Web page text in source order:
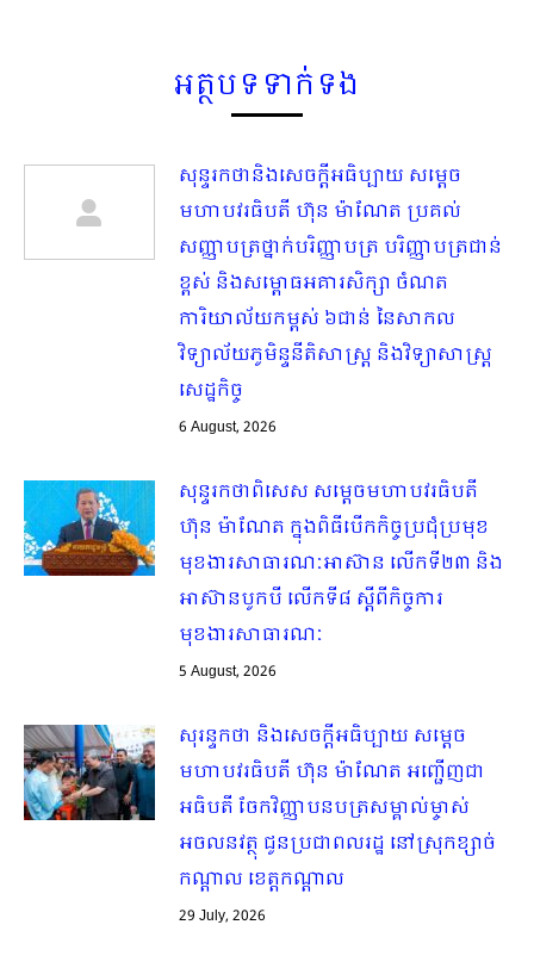
អត្ថបទទាក់ទង
សុន្ទរកថានិងសេចក្ដីអធិប្បាយ សម្ដេច
មហាបវរធិបតី ហ៊ុន ម៉ាណែត ប្រគល់
សញ្ញាបត្រថ្នាក់បរិញ្ញាបត្រ បរិញ្ញាបត្រជាន់
ខ្ពស់ និងសម្ពោធអគារសិក្សា ចំណត
ការិយាល័យកម្ពស់ ៦ជាន់ នៃសាកល
វិទ្យាល័យភូមិន្ទនីតិសាស្ត្រ និងវិទ្យាសាស្ត្រ
សេដ្ឋកិច្ច
6 August, 2026
សុន្ទរកថាពិសេស សម្ដេចមហាបវរធិបតី
ហ៊ុន ម៉ាណែត ក្នុងពិធីបើកកិច្ចប្រជុំប្រមុខ
មុខងារសាធារណៈអាស៊ាន លើកទី២៣ និង
អាស៊ានបូកបី លើកទី៨ ស្ដីពីកិច្ចការ
មុខងារសាធារណៈ
5 August, 2026
សុរន្ទកថា និងសេចក្ដីអធិប្បាយ សម្ដេច
មហាបវរធិបតី ហ៊ុន ម៉ាណែត អញ្ជើញជា
អធិបតី ចែកវិញ្ញាបនបត្រសម្គាល់ម្ចាស់
អចលនវត្ថុ ជូនប្រជាពលរដ្ឋ នៅស្រុកខ្សាច់
កណ្តាល ខេត្តកណ្តាល
29 July, 2026